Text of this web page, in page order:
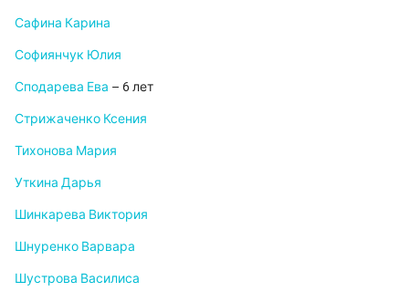
Сафина Карина
Софиянчук Юлия
Сподарева Ева – 6 лет
Стрижаченко Ксения
Тихонова Мария
Уткина Дарья
Шинкарева Виктория
Шнуренко Варвара
Шустрова Василиса